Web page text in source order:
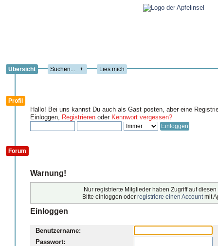
Übersicht + Lies mich
Profil
Hallo! Bei uns kannst Du auch als Gast posten, aber eine
Einloggen, Registrieren oder Kennwort vergessen?
Forum
Warnung!
Nur registrierte Mitglieder haben Zugriff auf diesen
Bitte einloggen oder registriere einen Account mit
Einloggen
Benutzername:
Passwort: